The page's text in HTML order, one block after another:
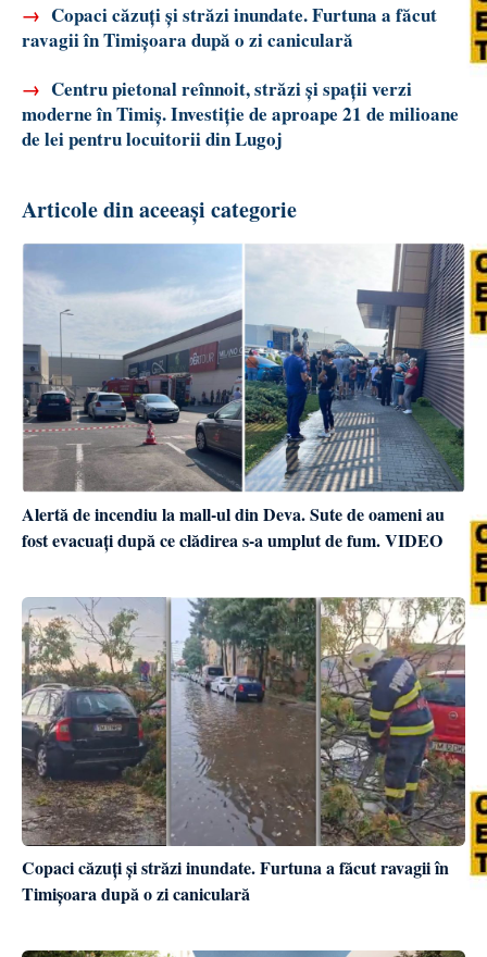
→ Copaci căzuți și străzi inundate. Furtuna a făcut
ravagii în Timișoara după o zi caniculară
→ Centru pietonal reînnoit, străzi și spații verzi
moderne în Timiș. Investiție de aproape 21 de milioane
de lei pentru locuitorii din Lugoj
Articole din aceeași categorie
Alertă de incendiu la mall-ul din Deva. Sute de oameni au
fost evacuați după ce clădirea s-a umplut de fum. VIDEO
Copaci căzuți și străzi inundate. Furtuna a făcut ravagii în
Timișoara după o zi caniculară